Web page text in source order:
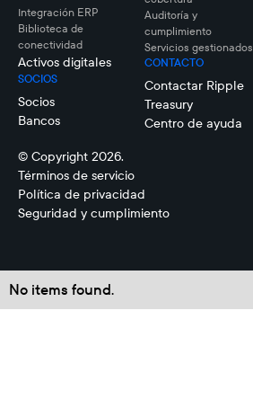
Integración ERP
Biblioteca de
conectividad
Activos digitales
SOCIOS
Socios
Bancos
Auditoría y
cumplimiento
Servicios gestionados
CONTACTO
Contactar Ripple
Treasury
Centro de ayuda
© Copyright 2026.
Términos de servicio
Política de privacidad
Seguridad y cumplimiento
No items found.